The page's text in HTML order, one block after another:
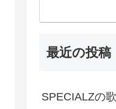
最近の投稿
SPECIALZの